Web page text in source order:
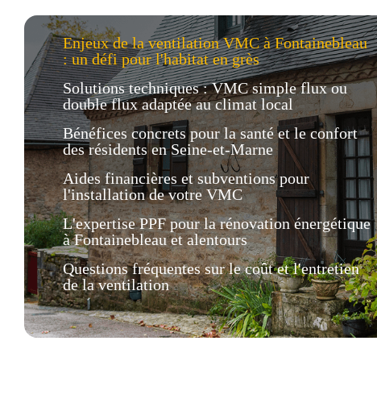
Enjeux de la ventilation VMC à Fontainebleau
: un défi pour l'habitat en grès
Solutions techniques : VMC simple flux ou
double flux adaptée au climat local
Bénéfices concrets pour la santé et le confort
des résidents en Seine-et-Marne
Aides financières et subventions pour
l'installation de votre VMC
L'expertise PPF pour la rénovation énergétique
à Fontainebleau et alentours
Questions fréquentes sur le coût et l'entretien
de la ventilation